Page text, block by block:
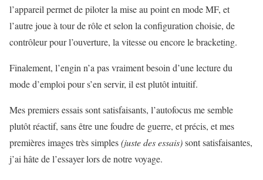
l’appareil permet de piloter la mise au point en mode MF, et
l’autre joue à tour de rôle et selon la configuration choisie, de
contrôleur pour l’ouverture, la vitesse ou encore le bracketing.
Finalement, l’engin n’a pas vraiment besoin d’une lecture du
mode d’emploi pour s’en servir, il est plutôt intuitif.
Mes premiers essais sont satisfaisants, l’autofocus me semble
plutôt réactif, sans être une foudre de guerre, et précis, et mes
premières images très simples(juste des essais)sont satisfaisantes,
j’ai hâte de l’essayer lors de notre voyage.